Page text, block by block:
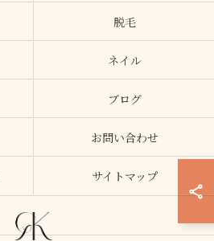
脱毛
ネイル
ブログ
お問い合わせ
サイトマップ